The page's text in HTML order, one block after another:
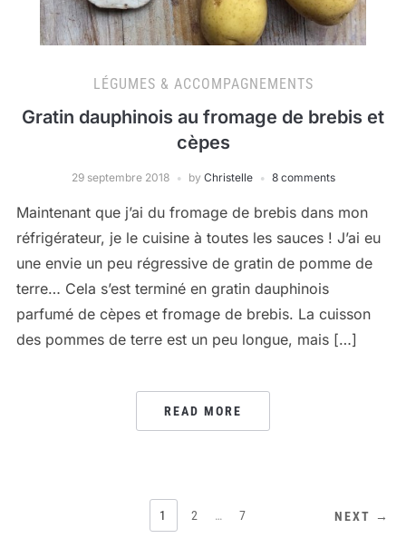
LÉGUMES & ACCOMPAGNEMENTS
Gratin dauphinois au fromage de brebis et
cèpes
29 septembre 2018 by Christelle 8 comments
Maintenant que j’ai du fromage de brebis dans mon
réfrigérateur, je le cuisine à toutes les sauces ! J’ai eu
une envie un peu régressive de gratin de pomme de
terre… Cela s’est terminé en gratin dauphinois
parfumé de cèpes et fromage de brebis. La cuisson
des pommes de terre est un peu longue, mais […]
READ MORE
1 2 … 7 NEXT →